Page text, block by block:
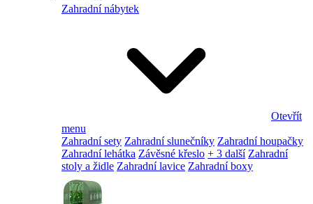
Zahradní nábytek
Otevřít
menu
Zahradní sety Zahradní slunečníky Zahradní houpačky
Zahradní lehátka Závěsné křeslo + 3 další Zahradní
stoly a židle Zahradní lavice Zahradní boxy